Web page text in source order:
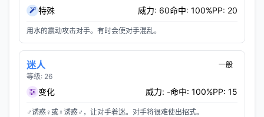
特殊 威力: 60命中: 100%PP: 20
用水的震动攻击对手。有时会使对手混乱。
迷人
等级: 26
一般
变化 威力: -命中: 100%PP: 15
♂诱惑♀或♀诱惑♂，让对手着迷。对手将很难使出招式。